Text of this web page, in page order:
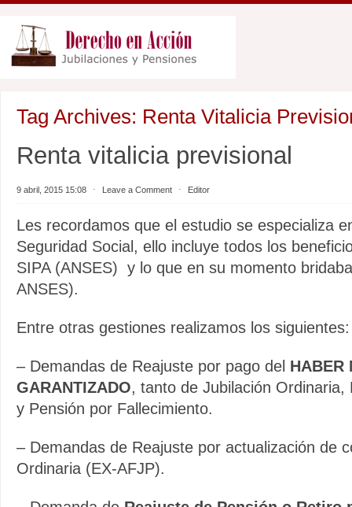
Tag Archives: Renta Vitalicia
Renta vitalicia previsional
9 abril, 2015 15:08 ⋅ Leave a Comment ⋅ Editor
Les recordamos que el estudio se especializa
Seguridad Social, ello incluye todos los
SIPA (ANSES) y lo que en su momento
ANSES).
Entre otras gestiones realizamos los siguientes:
– Demandas de Reajuste por pago del HABER
GARANTIZADO, tanto de Jubilación Ordinaria,
y Pensión por Fallecimiento.
– Demandas de Reajuste por actualización de
Ordinaria (EX-AFJP).